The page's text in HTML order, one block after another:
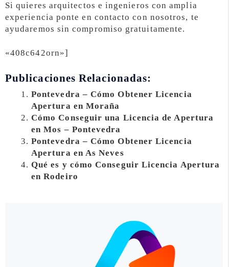
Si quieres arquitectos e ingenieros con amplia
experiencia ponte en contacto con nosotros, te
ayudaremos sin compromiso gratuitamente.
«408c642orn»]
Publicaciones Relacionadas:
Pontevedra – Cómo Obtener Licencia
Apertura en Moraña
Cómo Conseguir una Licencia de Apertura
en Mos – Pontevedra
Pontevedra – Cómo Obtener Licencia
Apertura en As Neves
Qué es y cómo Conseguir Licencia Apertura
en Rodeiro